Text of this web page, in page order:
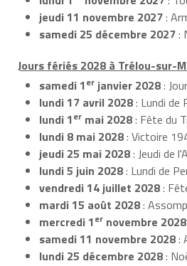
jeudi 11 novembre 2027:
samedi 25 décembre 2027:
Jours fériés 2028 à Trélou-sur-
samedi 1er janvier 2028:
lundi 17 avril 2028: Lundi de
lundi 1er mai 2028: Fête du
lundi 8 mai 2028: Victoire
jeudi 25 mai 2028: Jeudi de
lundi 5 juin 2028: Lundi de
vendredi 14 juillet 2028:
mardi 15 août 2028:
mercredi 1er novembre 2028
samedi 11 novembre 2028:
lundi 25 décembre 2028: